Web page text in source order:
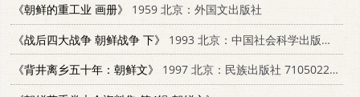
《朝鲜的重工业 画册》
1959 北京：外国文出版社
《战后四大战争 朝鲜战争 下》
1993 北京：中国社会科学出版社 7501205523
《背井离乡五十年：朝鲜文》
1997 北京：民族出版社 7105022434